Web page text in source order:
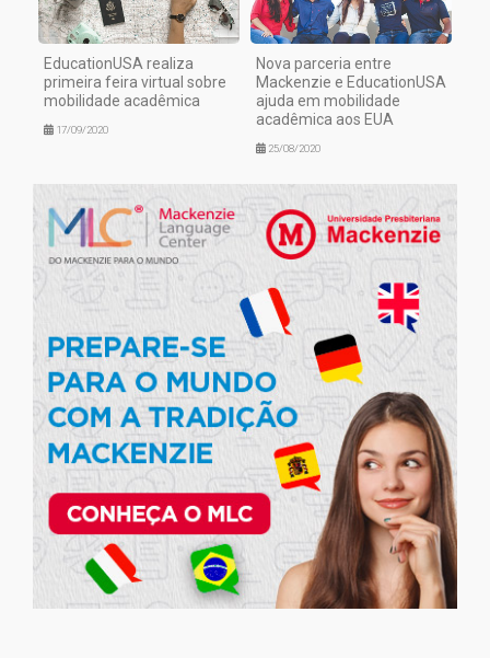
EducationUSA realiza
primeira feira virtual sobre
mobilidade acadêmica
17/09/2020
Nova parceria entre
Mackenzie e EducationUSA
ajuda em mobilidade
acadêmica aos EUA
25/08/2020